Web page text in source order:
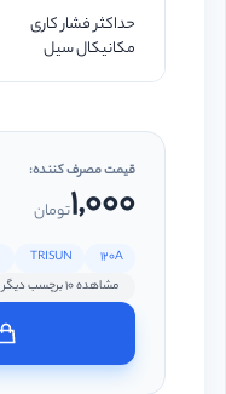
حداکثر فشار کاری
مکانیکال سیل
قیمت مصرف کننده:
1,000تومان
120A
TRISUN
مشاهده 10 برچسب دیگر